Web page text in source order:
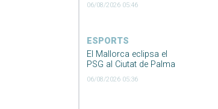
06/08/2026 05:46
ESPORTS
El Mallorca eclipsa el
PSG al Ciutat de Palma
06/08/2026 05:36